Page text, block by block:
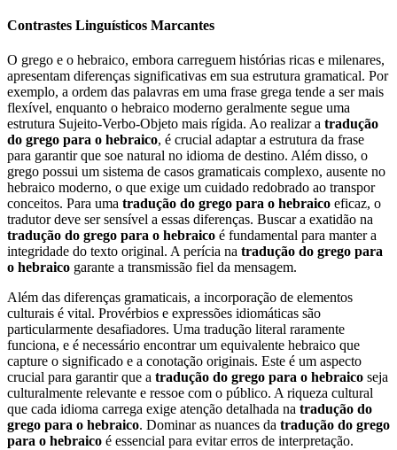
Contrastes Linguísticos Marcantes
O grego e o hebraico, embora carreguem histórias ricas e milenares,
apresentam diferenças significativas em sua estrutura gramatical. Por
exemplo, a ordem das palavras em uma frase grega tende a ser mais
flexível, enquanto o hebraico moderno geralmente segue uma
estrutura Sujeito-Verbo-Objeto mais rígida. Ao realizar a tradução
do grego para o hebraico, é crucial adaptar a estrutura da frase
para garantir que soe natural no idioma de destino. Além disso, o
grego possui um sistema de casos gramaticais complexo, ausente no
hebraico moderno, o que exige um cuidado redobrado ao transpor
conceitos. Para uma tradução do grego para o hebraico eficaz, o
tradutor deve ser sensível a essas diferenças. Buscar a exatidão na
tradução do grego para o hebraico é fundamental para manter a
integridade do texto original. A perícia na tradução do grego para
o hebraico garante a transmissão fiel da mensagem.
Além das diferenças gramaticais, a incorporação de elementos
culturais é vital. Provérbios e expressões idiomáticas são
particularmente desafiadores. Uma tradução literal raramente
funciona, e é necessário encontrar um equivalente hebraico que
capture o significado e a conotação originais. Este é um aspecto
crucial para garantir que a tradução do grego para o hebraico seja
culturalmente relevante e ressoe com o público. A riqueza cultural
que cada idioma carrega exige atenção detalhada na tradução do
grego para o hebraico. Dominar as nuances da tradução do grego
para o hebraico é essencial para evitar erros de interpretação.